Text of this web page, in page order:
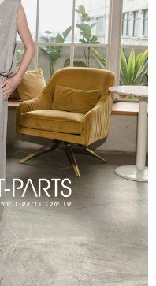
之損失，本公司不負相關責
別帳號之用戶狀況，依本公司即
之情形，本公司將視審查結果
冊。若發現惡意使用之情形，
用額度並採取法律行動。